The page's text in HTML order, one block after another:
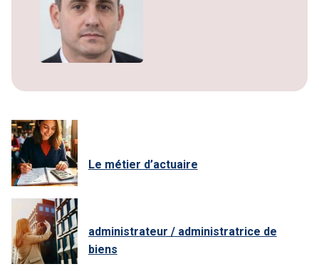
Le métier d’actuaire
administrateur / administratrice de
biens